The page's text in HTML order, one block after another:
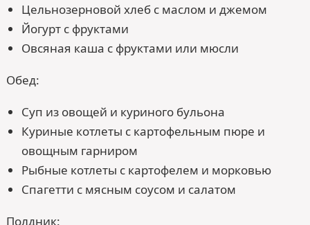
Цельнозерновой хлеб с маслом и джемом
Йогурт с фруктами
Овсяная каша с фруктами или мюсли
Обед:
Суп из овощей и куриного бульона
Куриные котлеты с картофельным пюре и
овощным гарниром
Рыбные котлеты с картофелем и морковью
Спагетти с мясным соусом и салатом
Полдник: